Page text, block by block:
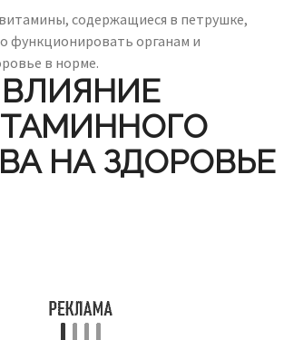
содержащиеся в петрушке,
функционировать органам и
в норме.
ВЛИЯНИЕ
НА ЗДОРОВЬЕ